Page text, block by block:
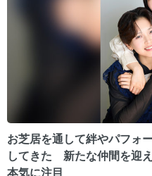
お芝居を通して絆やパフォ
してきた 新たな仲間を迎
本気に注目